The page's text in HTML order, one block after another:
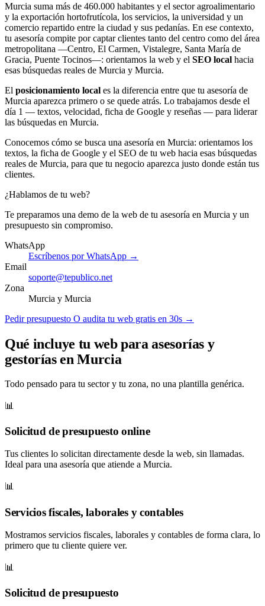
Murcia suma más de 460.000 habitantes y el sector agroalimentario
y la exportación hortofrutícola, los servicios, la universidad y un
comercio repartido entre la ciudad y sus pedanías. En ese contexto,
tu asesoría compite por captar clientes tanto del centro como del área
metropolitana —Centro, El Carmen, Vistalegre, Santa María de
Gracia, Puente Tocinos—: orientamos la web y el SEO local hacia
esas búsquedas reales de Murcia y Murcia.
El posicionamiento local es la diferencia entre que tu asesoría de
Murcia aparezca primero o se quede atrás. Lo trabajamos desde el
día 1 — textos, velocidad, ficha de Google y reseñas — para liderar
las búsquedas en Murcia.
Conocemos cómo se busca una asesoría en Murcia: orientamos los
textos, la ficha de Google y el SEO de tu web hacia esas búsquedas
reales de Murcia, para que tu negocio aparezca justo donde están tus
clientes.
¿Hablamos de tu web?
Te preparamos una demo de la web de tu asesoría en Murcia y un
presupuesto sin compromiso.
WhatsApp
Escríbenos por WhatsApp →
Email
soporte@tepublico.net
Zona
Murcia y Murcia
Pedir presupuesto O audita tu web gratis en 30s →
Qué incluye tu web para asesorías y
gestorías en Murcia
Todo pensado para tu sector y tu zona, no una plantilla genérica.
📊
Solicitud de presupuesto online
Tus clientes lo solicitan directamente desde la web, sin llamadas.
Ideal para una asesoría que atiende a Murcia.
📊
Servicios fiscales, laborales y contables
Mostramos servicios fiscales, laborales y contables de forma clara, lo
primero que tu cliente quiere ver.
📊
Solicitud de presupuesto